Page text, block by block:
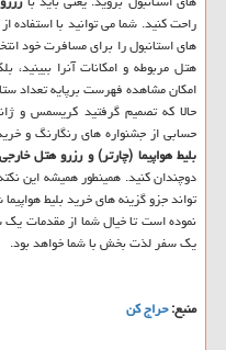
راحت كنید. شما می توانید با
های استانبول را برای مسافرت خود
هتل مربوطه و امكانات آنرا
امكان مشاهده فهرست برپایه تعداد
حسابی از جشنواره های رنگارنگ و
بلیط هواپیما (چارتر) و رزرو هتل
دوچندان كنید. همینطور همیشه این
نموده است تا خیال شما از مقدمات یك
یك سفر لذت بخش با شما خواهد بود.
منبع:حراج كن